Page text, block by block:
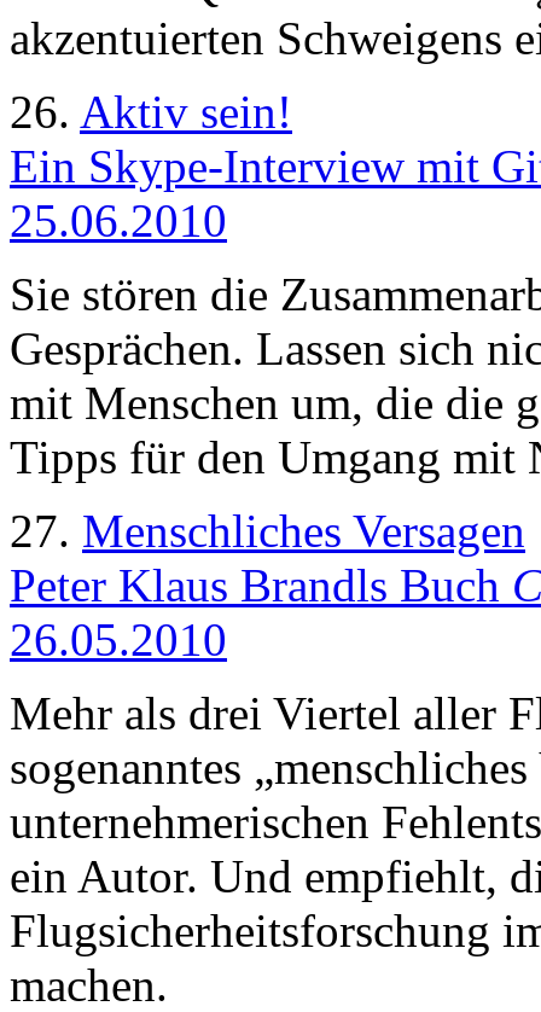
akzentuierten Schweigens
26. Aktiv sein!
Ein Skype-Interview mit
25.06.2010
Sie stören die
Gesprächen. Lassen sich
mit Menschen um, die die
Tipps für den Umgang mit
27. Menschliches Versagen
Peter Klaus Brandls Buch
26.05.2010
Mehr als drei Viertel aller
sogenanntes
unternehmerischen
ein Autor. Und empfiehlt,
Flugsicherheitsforschung
machen.